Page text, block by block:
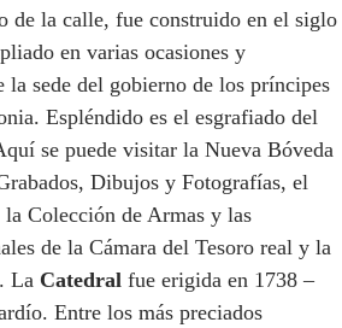
de la calle, fue construido en el siglo
en varias ocasiones y
la sede del gobierno de los príncipes
Espléndido es el esgrafiado del
se puede visitar la Nueva Bóveda
Dibujos y Fotografías, el
Colección de Armas y las
de la Cámara del Tesoro real y la
La Catedral fue erigida en 1738 –
Entre los más preciados